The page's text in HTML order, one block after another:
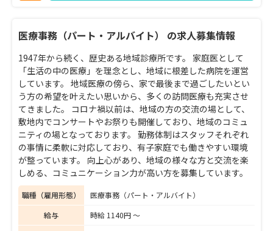
医療事務（パート・アルバイト） の求人募集情報
1947年から続く、歴史ある地域診療所です。 家庭医として
「生活の中の医療」を理念とし、地域に根差した病院を運営
しています。 地域医療の傍ら、家で最後まで過ごしたいとい
う方の希望を叶えたい思いから、多くの訪問医療も充実させ
てきました。 コロナ禍以前は、地域の方の交流の場として、
敷地内でコンサートやお祭りも開催しており、地域のコミュ
ニティの場となっております。 勤務体制はスタッフそれぞれ
の事情に柔軟に対応しており、有子家庭でも働きやすい環境
が整っています。 向上心があり、地域の様々な方と交流を楽
しめる、コミュニケーション力が高い方を募集しています。
職種（雇用形態）
医療事務（パート・アルバイト）
給与
時給 1140円 〜